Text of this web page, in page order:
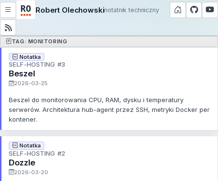
Robert Olechowskinotatnik techniczny
TAG: MONITORING
Notatka
SELF-HOSTING #3
Beszel
2026-03-25
Beszel do monitorowania CPU, RAM, dysku i temperatury
serwerów. Architektura hub-agent przez SSH, metryki Docker per
kontener.
Notatka
SELF-HOSTING #2
Dozzle
2026-03-20